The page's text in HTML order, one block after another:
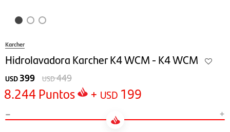
Karcher
Hidrolavadora Karcher K4 WCM - K4 WCM
USD 399 USD449
8.244 Puntos + USD 199
- +